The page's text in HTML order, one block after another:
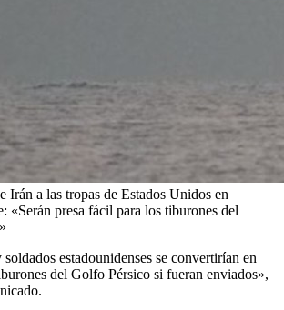
Irán a las tropas de Estados Unidos en
«Serán presa fácil para los tiburones del
estadounidenses se convertirían en
del Golfo Pérsico si fueran enviados»,